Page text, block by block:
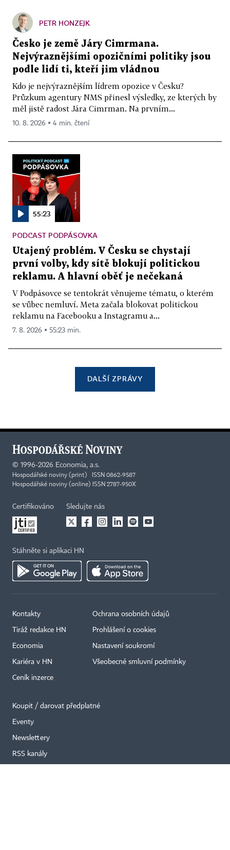
PETR HONZEJK
Česko je země Járy Cimrmana.
Nejvýraznějšími opozičními politiky jsou
podle lidí ti, kteří jim vládnou
Kdo je nejvýraznějším lídrem opozice v Česku?
Průzkum agentury NMS přinesl výsledky, ze kterých by
měl jistě radost Jára Cimrman. Na prvním...
10. 8. 2026 ▪ 4 min. čtení
55:23
PODCAST PODPÁSOVKA
Utajený problém. V Česku se chystají
první volby, kdy sítě blokují politickou
reklamu. A hlavní oběť je nečekaná
V Podpásovce se tentokrát věnujeme tématu, o kterém
se vůbec nemluví. Meta začala blokovat politickou
reklamu na Facebooku a Instagramu a...
7. 8. 2026 ▪ 55:23 min.
DALŠÍ ZPRÁVY
© 1996-2026 Economia, a.s.
Hospodářské noviny (print) ISSN 0862-9587
Hospodářské noviny (online) ISSN 2787-950X
Certifikováno Sledujte nás
Stáhněte si aplikaci HN
Kontakty
Tiráž redakce HN
Economia
Kariéra v HN
Ceník inzerce
Ochrana osobních údajů
Prohlášení o cookies
Nastavení soukromí
Všeobecné smluvní podmínky
Koupit / darovat předplatné
Eventy
Newslettery
RSS kanály